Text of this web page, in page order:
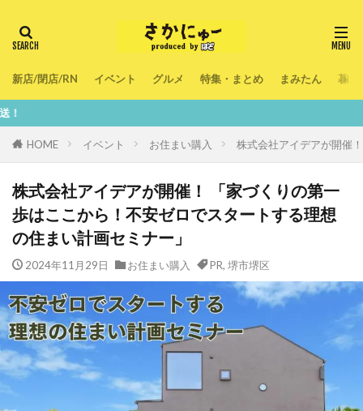
新店/閉店/RN イベント グルメ 特集・まとめ まみたん 暮ら
HOME イベント お住まい購入 株式会社アイデアが開催
株式会社アイデアが開催！ 「家づくりの第一
歩はここから！不安ゼロでスタートする理想
の住まい計画セミナー」
2024年11月29日 お住まい購入 PR, 堺市堺区